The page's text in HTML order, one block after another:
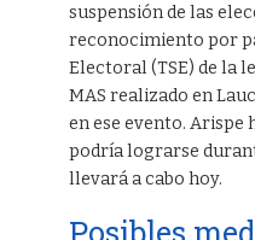
suspensión de las
reconocimiento por
Electoral (TSE) de la
MAS realizado en
en ese evento. Arispe
podría lograrse
llevará a cabo hoy.
Posibles